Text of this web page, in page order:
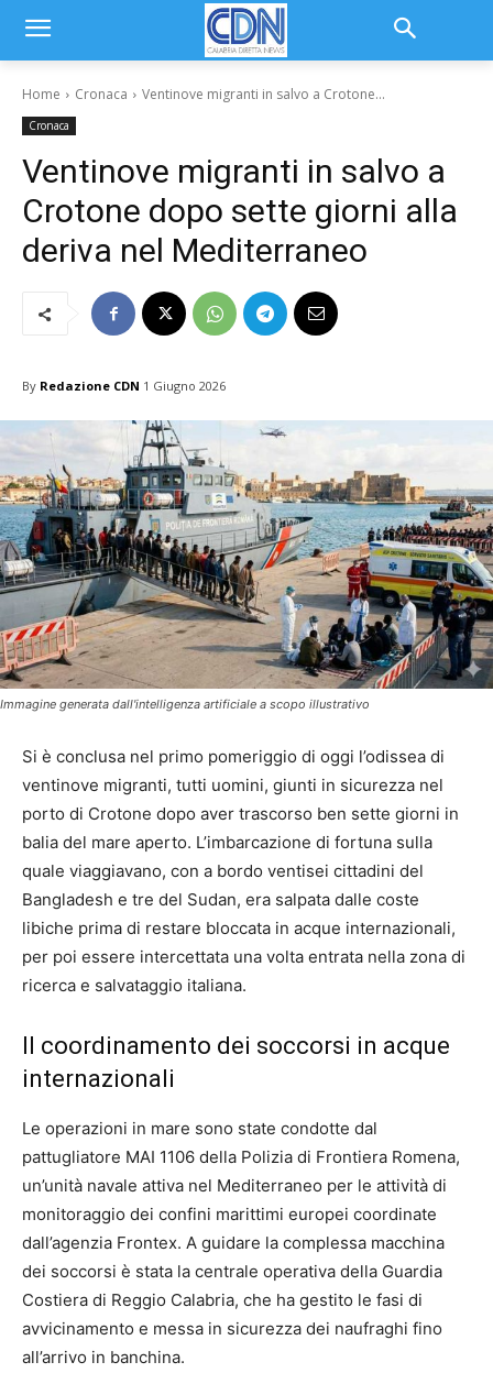
Home Cronaca Ventinove migranti in salvo a Crotone...
Cronaca
Ventinove migranti in salvo a
Crotone dopo sette giorni alla
deriva nel Mediterraneo
By Redazione CDN 1 Giugno 2026
Immagine generata dall'intelligenza artificiale a scopo illustrativo
Si è conclusa nel primo pomeriggio di oggi l’odissea di
ventinove migranti, tutti uomini, giunti in sicurezza nel
porto di Crotone dopo aver trascorso ben sette giorni in
balia del mare aperto. L’imbarcazione di fortuna sulla
quale viaggiavano, con a bordo ventisei cittadini del
Bangladesh e tre del Sudan, era salpata dalle coste
libiche prima di restare bloccata in acque internazionali,
per poi essere intercettata una volta entrata nella zona di
ricerca e salvataggio italiana.
Il coordinamento dei soccorsi in acque
internazionali
Le operazioni in mare sono state condotte dal
pattugliatore MAI 1106 della Polizia di Frontiera Romena,
un’unità navale attiva nel Mediterraneo per le attività di
monitoraggio dei confini marittimi europei coordinate
dall’agenzia Frontex. A guidare la complessa macchina
dei soccorsi è stata la centrale operativa della Guardia
Costiera di Reggio Calabria, che ha gestito le fasi di
avvicinamento e messa in sicurezza dei naufraghi fino
all’arrivo in banchina.